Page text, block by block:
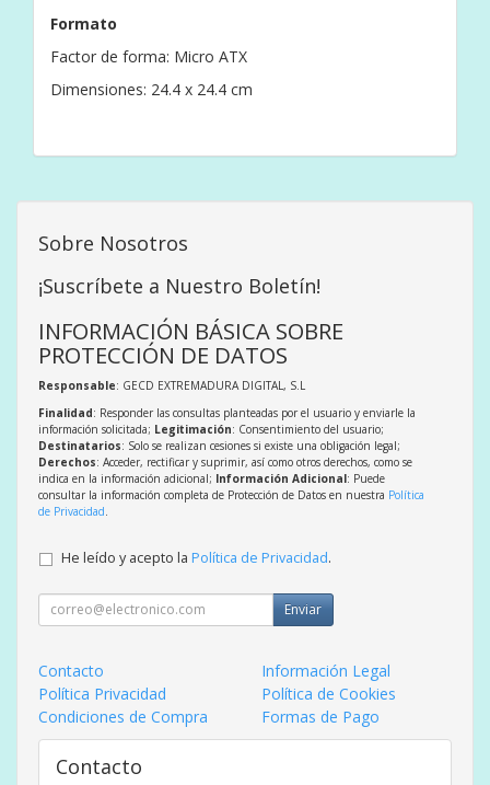
Formato
Factor de forma: Micro ATX
Dimensiones: 24.4 x 24.4 cm
Sobre Nosotros
¡Suscríbete a Nuestro Boletín!
INFORMACIÓN BÁSICA SOBRE
PROTECCIÓN DE DATOS
Responsable: GECD EXTREMADURA DIGITAL, S.L
Finalidad: Responder las consultas planteadas por el usuario y enviarle la
información solicitada; Legitimación: Consentimiento del usuario;
Destinatarios: Solo se realizan cesiones si existe una obligación legal;
Derechos: Acceder, rectificar y suprimir, así como otros derechos, como se
indica en la información adicional; Información Adicional: Puede
consultar la información completa de Protección de Datos en nuestra Política
de Privacidad
He leído y acepto la Política de Privacidad.
Enviar
Contacto
Información Legal
Política Privacidad
Política de Cookies
Condiciones de Compra
Formas de Pago
Contacto